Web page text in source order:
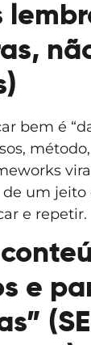
bem é
um
e repetir.
e